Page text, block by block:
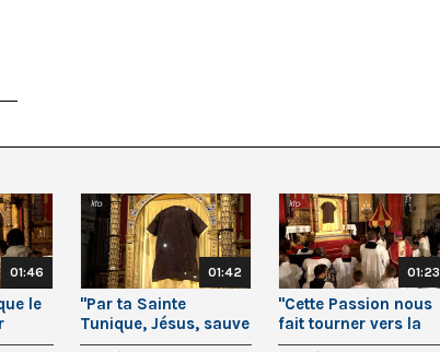
01:46
le
01:42
"Par ta Sainte
Tunique, Jésus, sauve
moi"
01:23
"Cette Passion nous
fait tourner vers la
lumière de Pâques"